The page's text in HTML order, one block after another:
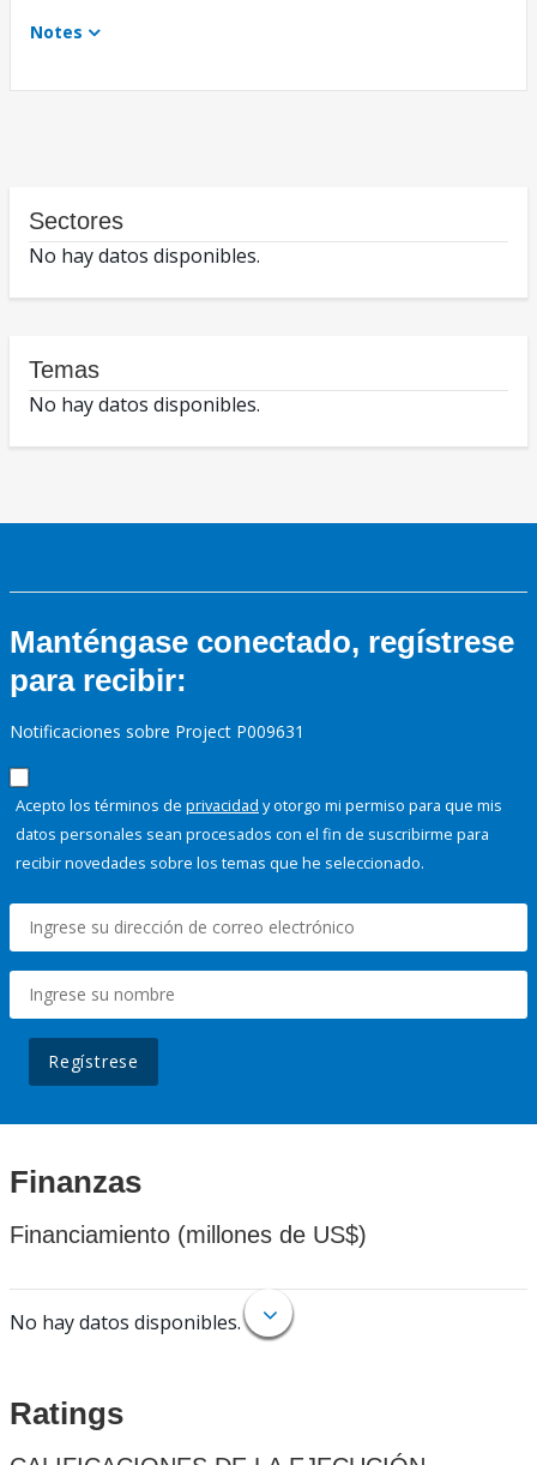
Notes
Sectores
No hay datos disponibles.
Temas
No hay datos disponibles.
Manténgase conectado, regístrese
para recibir:
Notificaciones sobre Project P009631
Acepto los términos de privacidad y otorgo mi permiso para que mis
datos personales sean procesados con el fin de suscribirme para
recibir novedades sobre los temas que he seleccionado.
Regístrese
Finanzas
Financiamiento (millones de US$)
No hay datos disponibles.
Ratings